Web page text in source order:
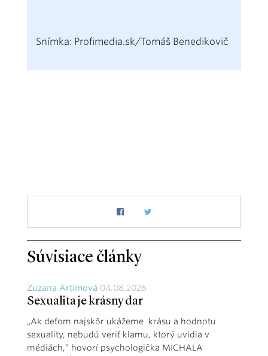
Snímka: Profimedia.sk/Tomáš Benedikovič
Súvisiace články
Zuzana Artimová 04.08.2026
Sexualita je krásny dar
„Ak deťom najskôr ukážeme krásu a hodnotu
sexuality, nebudú veriť klamu, ktorý uvidia v
médiách,“ hovorí psychologička MICHALA